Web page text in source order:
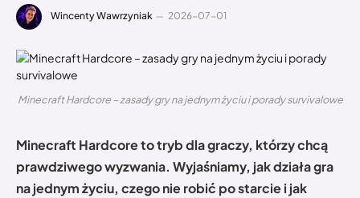
Wincenty Wawrzyniak 2026-07-01
Minecraft Hardcore – zasady gry na jednym życiu i porady survivalowe
Minecraft Hardcore to tryb dla graczy, którzy chcą
prawdziwego wyzwania. Wyjaśniamy, jak działa gra
na jednym życiu, czego nie robić po starcie i jak